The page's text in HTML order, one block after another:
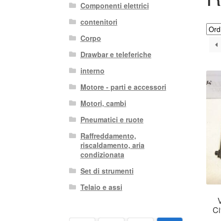
Componenti elettrici
contenitori
Corpo
Drawbar e teleferiche
interno
Motore - parti e accessori
Motori, cambi
Pneumatici e ruote
Raffreddamento,
riscaldamento, aria
condizionata
Set di strumenti
Telaio e assi